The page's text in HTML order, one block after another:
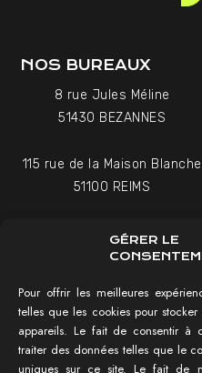
GÉRER LE
Pour offrir les meilleures
telles que les cookies pour
appareils. Le fait de consentir à
traiter des données telles que le
uniques sur ce site. Le fait de
NOS BUREAUX
8 rue Jules Méline
51430 BEZANNES
115 rue de la Maison Blanche
51100 REIMS
27-29 Rue Raffet
75016 PARIS
NAVIGATION
Tester